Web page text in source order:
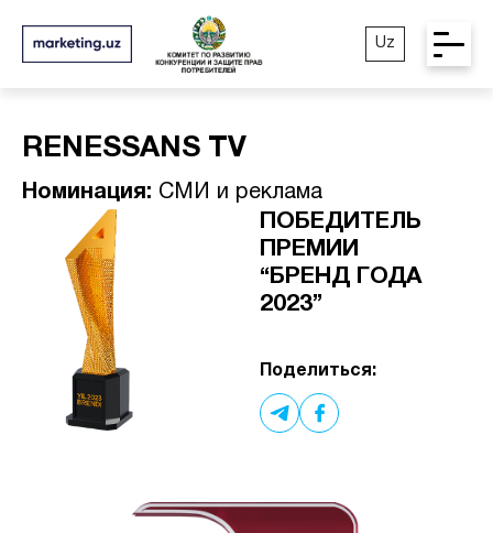
Uz
RENESSANS TV
Номинация: СМИ и реклама
ПОБЕДИТЕЛЬ
ПРЕМИИ
“БРЕНД ГОДА
2023”
Поделиться: